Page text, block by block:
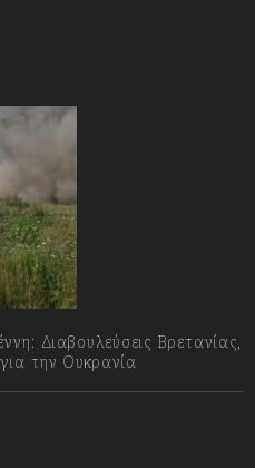
Διαβουλεύσεις Βρετανίας,
την Ουκρανία